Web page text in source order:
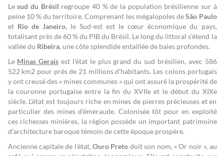
Lesud du Brésil regroupe 40 % de la population brésilienne sur à
peine 10 % du territoire. Comprenant les mégalopoles deSão Paulo
et Rio de Janeiro, le Sud-est est le cœur économique du pays,
totalisant près de 60 % du PIB du Brésil. Le long du littoral s’étend la
vallée du Ribeira, une côte splendide entaillée de baies profondes.
Le Minas Gerais est l’état le plus grand du sud brésilien, avec 586
522 km2 pour près de 21 millions d’habitants. Les colons portugais
y ont creusé des « mines communes » qui ont assuré la prospérité de
la couronne portugaise entre la fin du XVIIe et le début du XIXe
siècle. L’état est toujours riche en mines de pierres précieuses et en
particulier des mines d’émeraude. Colonisée tôt pour en exploité
ces richesses minières, la région possède un important patrimoine
d’architecture baroque témoin de cette époque prospère.
Ancienne capitale de l’état,Ouro Preto doit son nom, « Or noir », au